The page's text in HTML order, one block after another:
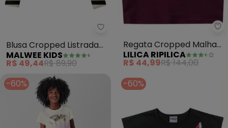
Malwee Kids - Blusa Cropped
Blusa Cropped Listrada
Canelada (Preto)
MALWEE KIDS
R$ 49,44R$ 89,90
Regata Cropped Malha
Menina (Bordô)
LILICA RIPILICA
R$ 44,99R$ 144,00
-60%
-60%